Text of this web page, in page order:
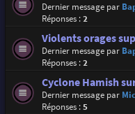
Dernier message par
Réponses :2
Violents orages
Dernier message par
Réponses :2
Cyclone Hamish
Dernier message par
Réponses :5